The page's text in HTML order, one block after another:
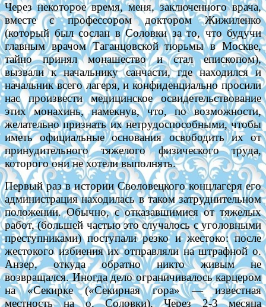
Через некоторое время, меня, заключенного врача,
вместе с профессором докторомЖижиленко
(который был сослан в Соловки за то, что будучи
главным врачом Таганцовской тюрьмы в Москве,
тайно принял монашество и стал епископом),
вызвали к начальнику санчасти, где находился и
начальник всего лагеря, и конфиденциально просили
нас произвести медицинское освидетельствование
этих монахинь, намекнув, что, по возможности,
желательно признать их нетрудоспособными, чтобы
иметь официальные основания освободить их от
принудительного тяжелого физического труда,
которого они не хотели выполнять.
Первый раз в истории Своловецкого концлагеря его
администрация находилась в таком затруднительном
положении. Обычно, с отказавшимися от тяжелых
работ, (большей частью это случалось с уголовными
преступниками) поступали резко и жестоко: после
жестокого избиения их отправляли на штрафной о.
Анзер, откуда обратно никто живым не
возвращался. Иногда дело ограничивалось карцером
на «Секирке («Секирная гора» — известная
местность на о. Соловки). Через 2-3 месяца